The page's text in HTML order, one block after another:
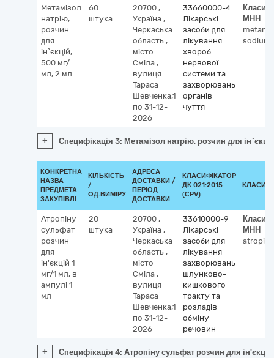
Метамізол
натрію,
розчин
для
ін`єкцій,
500 мг/
мл, 2 мл
60
штука
20700 ,
Україна ,
Черкаська
область ,
місто
Сміла ,
вулиця
Тараса
Шевченка,1
по 31-12-
2026
33660000-4
Лікарські
засоби для
лікування
хвороб
нервової
системи та
захворювань
органів
чуття
МНН
sodium
+ Специфікація 3: Метамізол натрію, розчин для
КОНКРЕТНА
НАЗВА
ПРЕДМЕТА
ЗАКУПІВЛІ
КІЛЬКІСТЬ
/
ОД.ВИМІРУ
АДРЕСА
ДОСТАВКИ /
ПЕРІОД
ДОСТАВКИ
КЛАСИФІКАТОР
ДК 021:2015
(CPV)
Атропіну
сульфат
розчин
для
ін'єкцій 1
мг/1 мл, в
ампулі 1
мл
20
штука
20700 ,
Україна ,
Черкаська
область ,
місто
Сміла ,
вулиця
Тараса
Шевченка,1
по 31-12-
2026
33610000-9
Лікарські
засоби для
лікування
захворювань
шлунково-
кишкового
тракту та
розладів
обміну
речовин
МНН
atropine
+ Специфікація 4: Атропіну сульфат розчин для